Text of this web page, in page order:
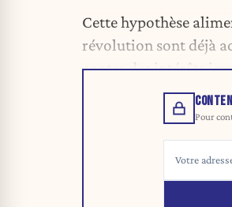
Cette hypothèse
révolution sont déjà
contre des intérêts
Pour